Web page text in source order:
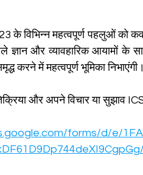
के विभिन्न महत्वपूर्ण पहलुओं को
ज्ञान और व्यावहारिक
करने में महत्वपूर्ण भूमिका निभाएंगी।
और अपने विचार या सुझाव
forms/d/e/